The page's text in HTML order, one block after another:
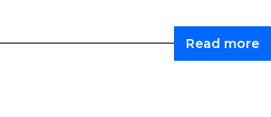
Read more